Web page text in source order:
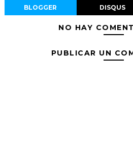
BLOGGER DISQUS
NO HAY
PUBLICAR UN